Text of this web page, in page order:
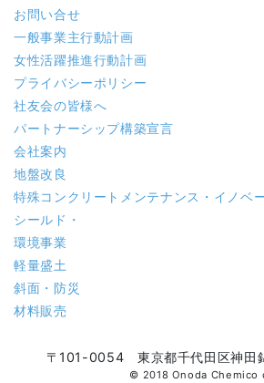
お問い合せ
一般事業主行動計画
女性活躍推進行動計画
プライバシーポリシー
社友会の皆様へ
パートナーシップ構築宣言
会社案内
地盤改良
特殊コンクリート メンテナンス・イノベ
シールド・
環境事業
軽量盛土
斜面・防災
材料販売
〒101-0054 東京都千代田区神田
© 2018 Onoda Chemico